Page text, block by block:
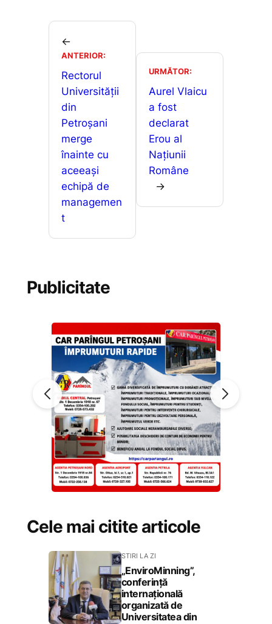
e
o
o
k
l
p
p
n
g
er
ta
a
z
ă
←
ANTERIOR:
Rectorul
Universității
din
Petroșani
merge
înainte cu
aceeași
echipă de
managemen
t
URMĂTOR:
Aurel Vlaicu
a fost
declarat
Erou al
Națiunii
Române
→
Publicitate
Cele mai citite articole
STIRI LA ZI
„EnviroMinning”,
conferință
internațională
organizată de
Universitatea din